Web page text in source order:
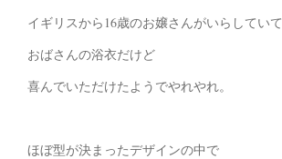
イギリスから16歳のお嬢さんがいらしていて
おばさんの浴衣だけど
喜んでいただけたようでやれやれ。
ほぼ型が決まったデザインの中で